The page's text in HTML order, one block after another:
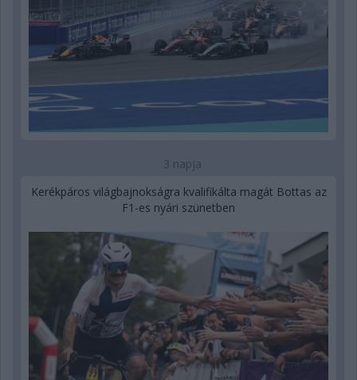
3 napja
Kerékpáros világbajnokságra kvalifikálta magát Bottas az
F1-es nyári szünetben